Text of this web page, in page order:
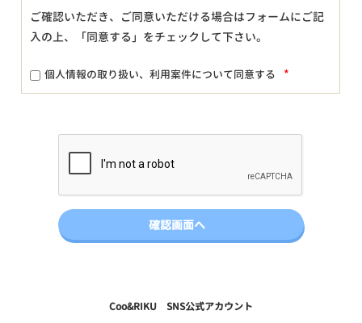
ご確認いただき、ご同意いただける場合はフォームにご記
入の上、「同意する」をチェックして下さい。
個人情報の取り扱い、利用案件について同意する *
Coo&RIKU SNS公式アカウント